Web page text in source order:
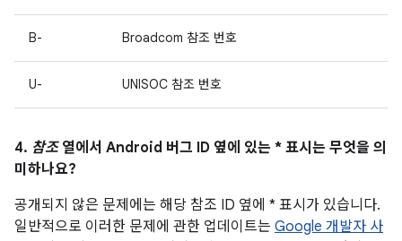
B- Broadcom 참조 번호
U- UNISOC 참조 번호
4. 참조열에서 Android 버그 ID 옆에 있는 * 표시는 무엇을 의
미하나요?
공개되지 않은 문제에는 해당 참조 ID 옆에 * 표시가 있습니다.
일반적으로 이러한 문제에 관한 업데이트는 Google 개발자 사